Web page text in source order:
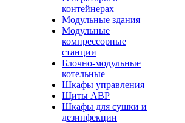
контейнерах
Модульные здания
Модульные
компрессорные
станции
Блочно-модульные
котельные
Шкафы управления
Щиты АВР
Шкафы для сушки и
дезинфекции